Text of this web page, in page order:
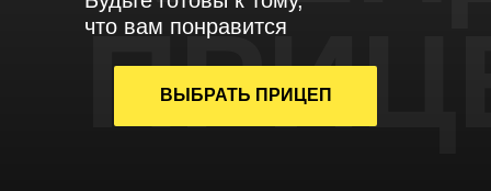
что вам понравится
ВЫБРАТЬ ПРИЦЕП